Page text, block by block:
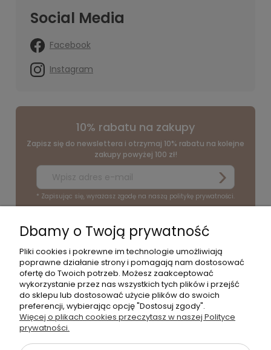
Social Media
Facebook
Instagram
10% rabatu na zakupy
Zapisz się do newslettera i otrzymaj 10% rabatu na kolejne
zakupy powyżej 100 zł!
* Zapisując się, wyrażasz zgodę na naszą politykę prywatności.
O NAS
POMOC
PRODUKTY
DLA KOGO?
Dbamy o Twoją prywatność
Pliki cookies i pokrewne im technologie umożliwiają
poprawne działanie strony i pomagają nam dostosować
ofertę do Twoich potrzeb. Możesz zaakceptować
wykorzystanie przez nas wszystkich tych plików i przejść
do sklepu lub dostosować użycie plików do swoich
preferencji, wybierając opcję "Dostosuj zgody".
Więcej o plikach cookies przeczytasz w naszej Polityce
prywatności.